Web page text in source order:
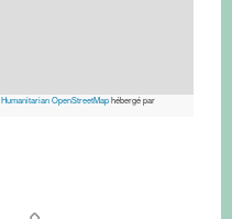
Humanitarian OpenStreetMaphébergé par